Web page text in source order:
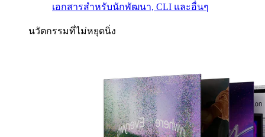
เอกสารสำหรับนักพัฒนา, CLI และอื่นๆ
นวัตกรรมที่ไม่หยุดนิ่ง